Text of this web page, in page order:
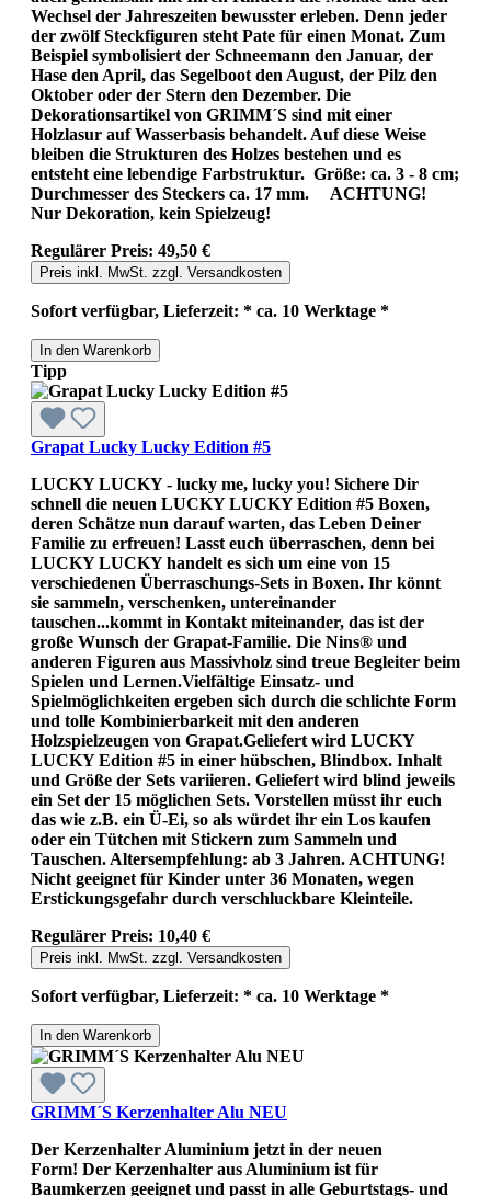
Wechsel der Jahreszeiten bewusster erleben. Denn jeder
der zwölf Steckfiguren steht Pate für einen Monat. Zum
Beispiel symbolisiert der Schneemann den Januar, der
Hase den April, das Segelboot den August, der Pilz den
Oktober oder der Stern den Dezember. Die
Dekorationsartikel von GRIMM´S sind mit einer
Holzlasur auf Wasserbasis behandelt. Auf diese Weise
bleiben die Strukturen des Holzes bestehen und es
entsteht eine lebendige Farbstruktur. Größe: ca. 3 - 8 cm;
Durchmesser des Steckers ca. 17 mm. ACHTUNG!
Nur Dekoration, kein Spielzeug!
Regulärer Preis: 49,50 €
Preis inkl. MwSt. zzgl. Versandkosten
Sofort verfügbar, Lieferzeit: * ca. 10 Werktage *
In den Warenkorb
Tipp
Grapat Lucky Lucky Edition #5
LUCKY LUCKY - lucky me, lucky you! Sichere Dir
schnell die neuen LUCKY LUCKY Edition #5 Boxen,
deren Schätze nun darauf warten, das Leben Deiner
Familie zu erfreuen! Lasst euch überraschen, denn bei
LUCKY LUCKY handelt es sich um eine von 15
verschiedenen Überraschungs-Sets in Boxen. Ihr könnt
sie sammeln, verschenken, untereinander
tauschen...kommt in Kontakt miteinander, das ist der
große Wunsch der Grapat-Familie. Die Nins® und
anderen Figuren aus Massivholz sind treue Begleiter beim
Spielen und Lernen.Vielfältige Einsatz- und
Spielmöglichkeiten ergeben sich durch die schlichte Form
und tolle Kombinierbarkeit mit den anderen
Holzspielzeugen von Grapat.Geliefert wird LUCKY
LUCKY Edition #5 in einer hübschen, Blindbox. Inhalt
und Größe der Sets variieren. Geliefert wird blind jeweils
ein Set der 15 möglichen Sets. Vorstellen müsst ihr euch
das wie z.B. ein Ü-Ei, so als würdet ihr ein Los kaufen
oder ein Tütchen mit Stickern zum Sammeln und
Tauschen. Altersempfehlung: ab 3 Jahren. ACHTUNG!
Nicht geeignet für Kinder unter 36 Monaten, wegen
Erstickungsgefahr durch verschluckbare Kleinteile.
Regulärer Preis: 10,40 €
Preis inkl. MwSt. zzgl. Versandkosten
Sofort verfügbar, Lieferzeit: * ca. 10 Werktage *
In den Warenkorb
GRIMM´S Kerzenhalter Alu NEU
Der Kerzenhalter Aluminium jetzt in der neuen
Form! Der Kerzenhalter aus Aluminium ist für
Baumkerzen geeignet und passt in alle Geburtstags- und